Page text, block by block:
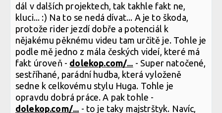
dál v dalších projektech, tak takhle fakt ne,
kluci... :) Na to se nedá dívat... A je to škoda,
protože rider jezdí dobře a potenciál k
nějakému pěknému videu tam určitě je. Tohle je
podle mě jedno z mála českých videí, které má
fakt úroveň - dolekop.com/... - Super natočené,
sestříhané, parádní hudba, která vyloženě
sedne k celkovému stylu Huga. Tohle je
opravdu dobrá práce. A pak tohle -
dolekop.com/... - to je taky majstrštyk. Navíc,